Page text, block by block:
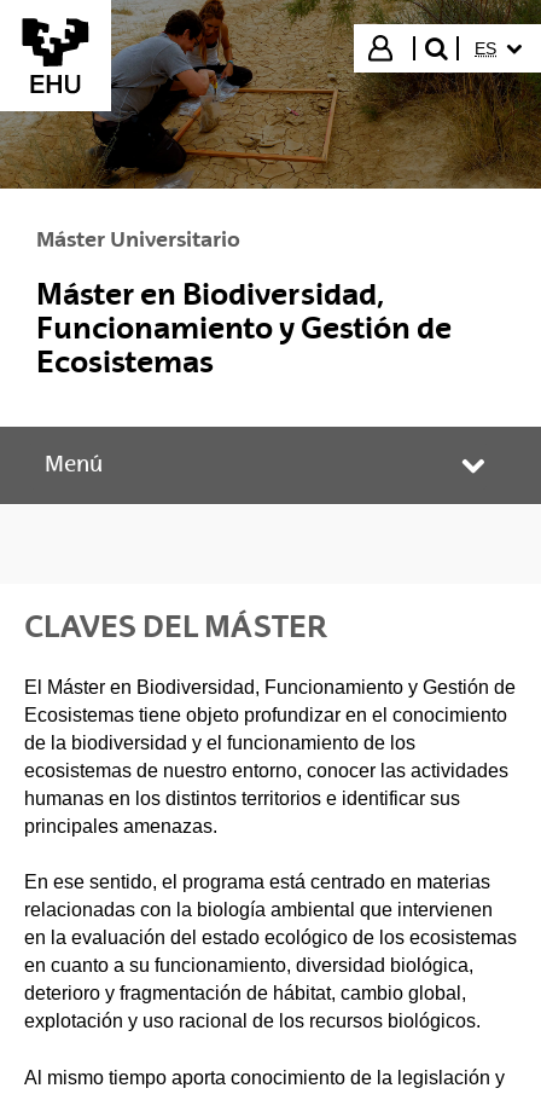
Saltar al contenido principal
Iniciar sesión
buscar"
ES
Máster Universitario
Máster en Biodiversidad,
Funcionamiento y Gestión de
Ecosistemas
Menú
CLAVES DEL MÁSTER
El Máster en Biodiversidad, Funcionamiento y Gestión de
Ecosistemas tiene objeto profundizar en el conocimiento
de la biodiversidad y el funcionamiento de los
ecosistemas de nuestro entorno, conocer las actividades
humanas en los distintos territorios e identificar sus
principales amenazas.
En ese sentido, el programa está centrado en materias
relacionadas con la biología ambiental que intervienen
en la evaluación del estado ecológico de los ecosistemas
en cuanto a su funcionamiento, diversidad biológica,
deterioro y fragmentación de hábitat, cambio global,
explotación y uso racional de los recursos biológicos.
Al mismo tiempo aporta conocimiento de la legislación y